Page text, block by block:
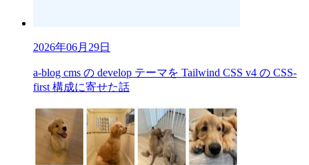
2026年06月29日
a-blog cms の develop テーマを Tailwind CSS v4 の CSS-
first 構成に寄せた話